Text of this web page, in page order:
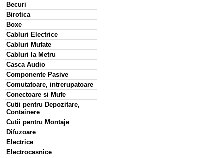
Becuri
Birotica
Boxe
Cabluri Electrice
Cabluri Mufate
Cabluri la Metru
Casca Audio
Componente Pasive
Comutatoare, intrerupatoare
Conectoare si Mufe
Cutii pentru Depozitare,
Containere
Cutii pentru Montaje
Difuzoare
Electrice
Electrocasnice